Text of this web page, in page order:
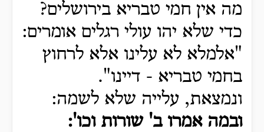
מה אין חמי טבריא בירושלים?
כדי שלא יהו עולי רגלים אומרים:
"אלמלא לא עלינו אלא לרחוץ
בחמי טבריא - דיינו".
ונמצאת, עלייה שלא לשמה:
ובמה אמרו ב' שורות וכו':